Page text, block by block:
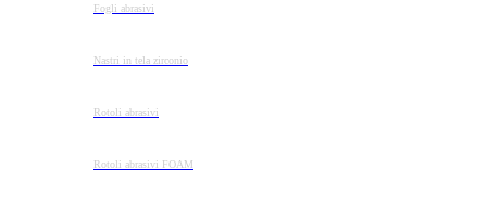
Fogli abrasivi
Nastri in tela zirconio
Rotoli abrasivi
Rotoli abrasivi FOAM